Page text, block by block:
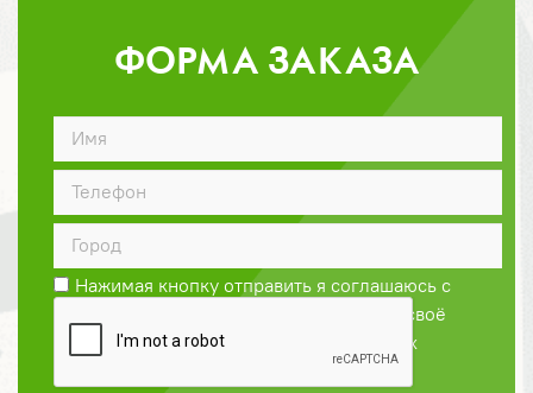
ФОРМА ЗАКАЗА
Нажимая кнопку отправить я соглашаюсь с
и даю своё
согласие на обработку персональных